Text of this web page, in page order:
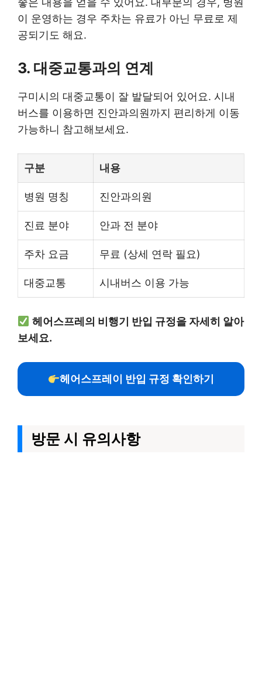
이 운영하는 경우 주차는 유료가 아닌 무료로 제
공되기도 해요.
3. 대중교통과의 연계
구미시의 대중교통이 잘 발달되어 있어요. 시내
버스를 이용하면 진안과의원까지 편리하게 이동
가능하니 참고해보세요.
구분 내용
병원 명칭 진안과의원
진료 분야 안과 전 분야
주차 요금 무료 (상세 연락 필요)
대중교통 시내버스 이용 가능
헤어스프레의 비행기 반입 규정을 자세히 알아
보세요.
헤어스프레이 반입 규정 확인하기
방문 시 유의사항